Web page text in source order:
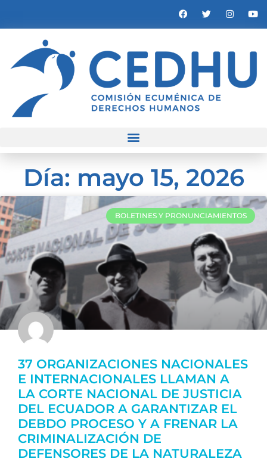
Día: mayo 15, 2026
BOLETINES Y PRONUNCIAMIENTOS
37 ORGANIZACIONES NACIONALES
E INTERNACIONALES LLAMAN A
LA CORTE NACIONAL DE JUSTICIA
DEL ECUADOR A GARANTIZAR EL
DEBDO PROCESO Y A FRENAR LA
CRIMINALIZACIÓN DE
DEFENSORES DE LA NATURALEZA